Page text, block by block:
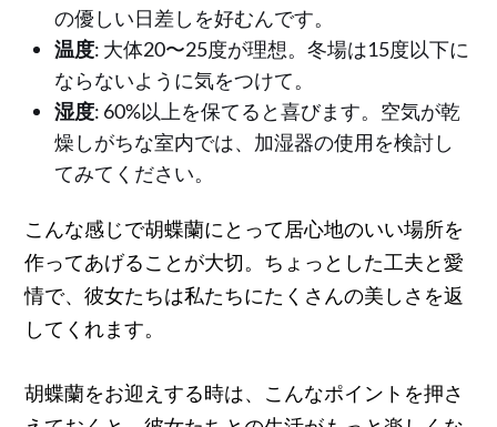
の優しい日差しを好むんです。
温度: 大体20〜25度が理想。冬場は15度以下に
ならないように気をつけて。
湿度: 60%以上を保てると喜びます。空気が乾
燥しがちな室内では、加湿器の使用を検討し
てみてください。
こんな感じで胡蝶蘭にとって居心地のいい場所を
作ってあげることが大切。ちょっとした工夫と愛
情で、彼女たちは私たちにたくさんの美しさを返
してくれます。
胡蝶蘭をお迎えする時は、こんなポイントを押さ